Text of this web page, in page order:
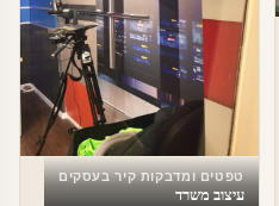
טפטים ומדבקות קיר בעסקים
עיצוב משרד